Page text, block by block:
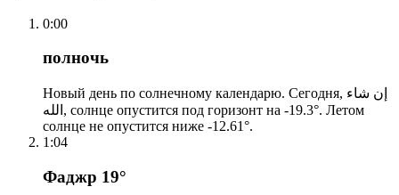
0:00
полночь
Новый день по солнечному календарю. Сегодня, إن شاء
الله, солнце опустится под горизонт на -19.3°. Летом
солнце не опустится ниже -12.61°.
1:04
Фаджр 19°